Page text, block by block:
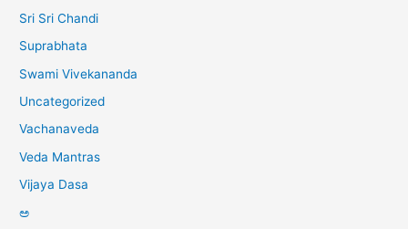
Sri Sri Chandi
Suprabhata
Swami Vivekananda
Uncategorized
Vachanaveda
Veda Mantras
Vijaya Dasa
ಅ